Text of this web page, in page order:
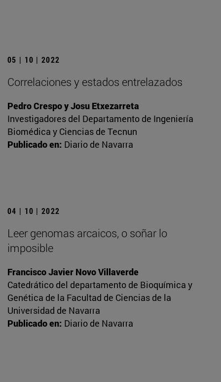
05 | 10 | 2022
Correlaciones y estados entrelazados
Pedro Crespo y Josu Etxezarreta
Investigadores del Departamento de Ingeniería
Biomédica y Ciencias de Tecnun
Publicado en: Diario de Navarra
04 | 10 | 2022
Leer genomas arcaicos, o soñar lo
imposible
Francisco Javier Novo Villaverde
Catedrático del departamento de Bioquímica y
Genética de la Facultad de Ciencias de la
Universidad de Navarra
Publicado en: Diario de Navarra